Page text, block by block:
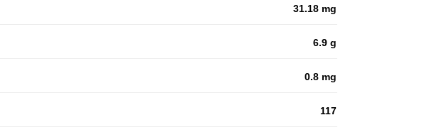
31.18 mg
6.9 g
0.8 mg
117